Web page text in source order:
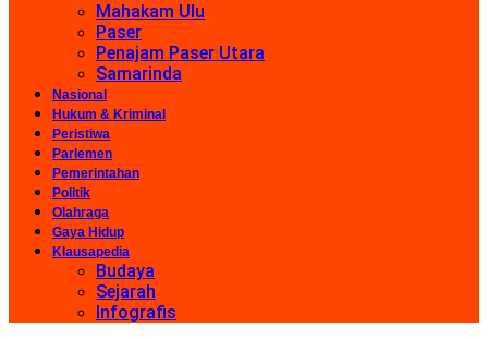
Mahakam Ulu
Paser
Penajam Paser Utara
Samarinda
Nasional
Hukum & Kriminal
Peristiwa
Parlemen
Pemerintahan
Politik
Olahraga
Gaya Hidup
Klausapedia
Budaya
Sejarah
Infografis